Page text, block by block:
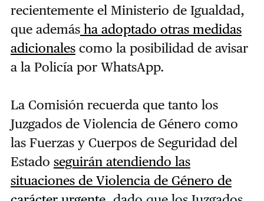
recientemente el Ministerio de Igualdad,
que ademásha adoptado otras medidas
adicionalescomo la posibilidad de avisar
a la Policía por WhatsApp.
La Comisión recuerda que tanto los
Juzgados de Violencia de Género como
las Fuerzas y Cuerpos de Seguridad del
Estado seguirán atendiendo las
situaciones de Violencia de Género de